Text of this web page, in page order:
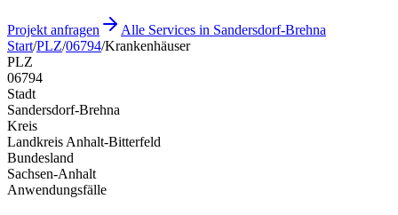
Projekt anfragen
Alle Services in Sandersdorf-Brehna
Start/PLZ/06794/Krankenhäuser
PLZ
06794
Stadt
Sandersdorf-Brehna
Kreis
Landkreis Anhalt-Bitterfeld
Bundesland
Sachsen-Anhalt
Anwendungsfälle